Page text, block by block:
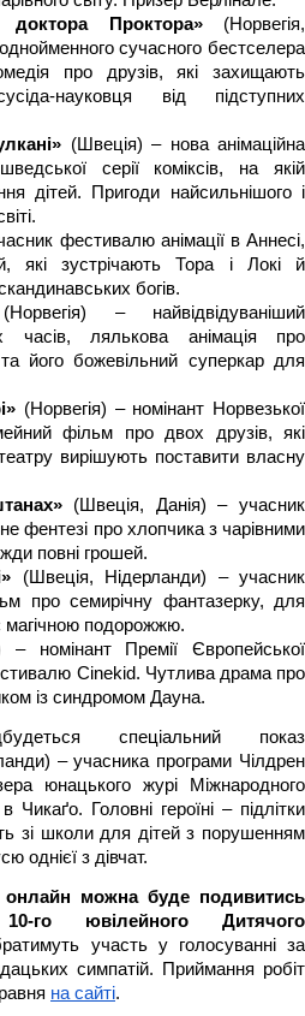
доктора Проктора» (Норвегія,
сучасного бестселера
про друзів, які захищають
науковця від підступних
(Швеція) – нова анімаційна
серії коміксів, на якій
дітей. Пригоди найсильнішого і
фестивалю анімації в Аннесі,
які зустрічають Тора і Локі й
богів.
– найвідвідуваніший
часів, лялькова анімація про
та його божевільний суперкар для
(Норвегія) – номінант Норвезької
фільм про двох друзів, які
вирішують поставити власну
(Швеція, Данія) – учасник
фентезі про хлопчика з чарівними
повні грошей.
(Швеція, Нідерланди) – учасник
про семирічну фантазерку, для
магічною подорожжю.
– номінант Премії Європейської
Cinekid. Чутлива драма про
із синдромом Дауна.
– учасника програми Чілдрен
юнацького журі Міжнародного
Чикаґо. Головні героїні – підлітки
зі школи для дітей з порушенням
однієї з дівчат.
онлайн можна буде подивитись
го ювілейного Дитячого
участь у голосуванні за
симпатій. Приймання робіт
на сайті.